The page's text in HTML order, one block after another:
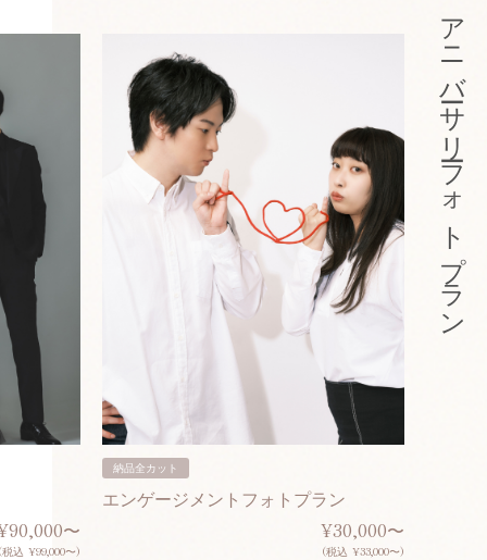
〜
(税込 ¥99,000〜)
納品全カット
エンゲージメントフォトプラン
¥30,000〜
(税込 ¥33,000〜)
アニバーサリーフォトプラン